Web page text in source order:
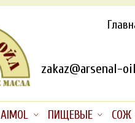
zakaz@arsenal-
AIMOL ПИЩЕВЫЕ СОЖ